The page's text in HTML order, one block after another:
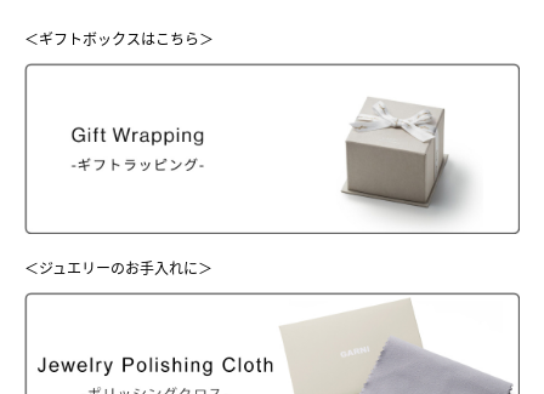
＜ギフトボックスはこちら＞
＜ジュエリーのお手入れに＞